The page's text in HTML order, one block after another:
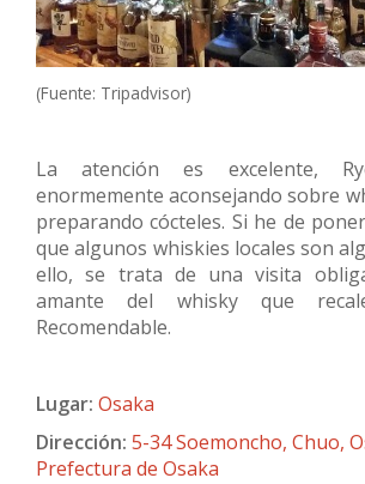
(Fuente: Tripadvisor)
La atención es excelente,
enormemente aconsejando sobre
preparando cócteles. Si he de
que algunos whiskies locales son
ello, se trata de una visita
amante del whisky que
Recomendable.
Lugar: Osaka
Dirección: 5-34 Soemoncho, Chuo,
Prefectura de Osaka